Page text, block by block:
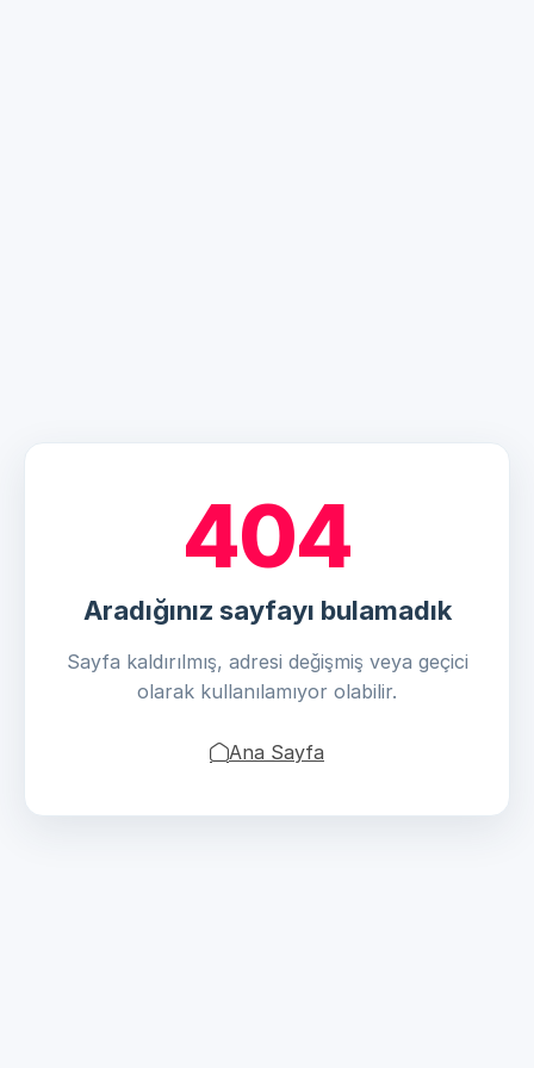
404
Aradığınız sayfayı bulamadık
Sayfa kaldırılmış, adresi değişmiş veya geçici
olarak kullanılamıyor olabilir.
Ana Sayfa